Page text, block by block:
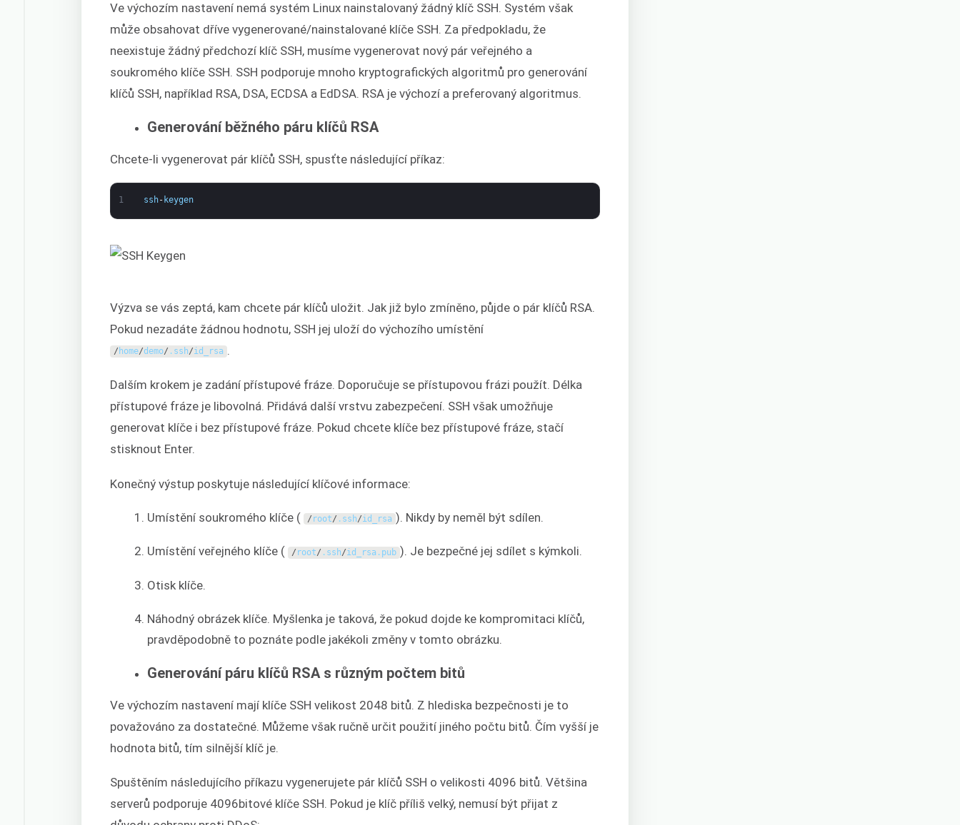
Ve výchozím nastavení nemá systém Linux nainstalovaný žádný klíč SSH. Systém však
může obsahovat dříve vygenerované/nainstalované klíče SSH. Za předpokladu, že
neexistuje žádný předchozí klíč SSH, musíme vygenerovat nový pár veřejného a
soukromého klíče SSH. SSH podporuje mnoho kryptografických algoritmů pro generování
klíčů SSH, například RSA, DSA, ECDSA a EdDSA. RSA je výchozí a preferovaný algoritmus.
Generování běžného páru klíčů RSA
Chcete-li vygenerovat pár klíčů SSH, spusťte následující příkaz:
1 ssh- keygen
Výzva se vás zeptá, kam chcete pár klíčů uložit. Jak již bylo zmíněno, půjde o pár klíčů RSA.
Pokud nezadáte žádnou hodnotu, SSH jej uloží do výchozího umístění
/home/demo/ . ssh/id_rsa .
Dalším krokem je zadání přístupové fráze. Doporučuje se přístupovou frázi použít. Délka
přístupové fráze je libovolná. Přidává další vrstvu zabezpečení. SSH však umožňuje
generovat klíče i bez přístupové fráze. Pokud chcete klíče bez přístupové fráze, stačí
stisknout Enter.
Konečný výstup poskytuje následující klíčové informace:
Umístění soukromého klíče ( / root/ . ssh/id_rsa ). Nikdy by neměl být sdílen.
Umístění veřejného klíče ( / root/ . ssh/id_rsa . pub ). Je bezpečné jej sdílet s kýmkoli.
Otisk klíče.
Náhodný obrázek klíče. Myšlenka je taková, že pokud dojde ke kompromitaci klíčů,
pravděpodobně to poznáte podle jakékoli změny v tomto obrázku.
Generování páru klíčů RSA s různým počtem bitů
Ve výchozím nastavení mají klíče SSH velikost 2048 bitů. Z hlediska bezpečnosti je to
považováno za dostatečné. Můžeme však ručně určit použití jiného počtu bitů. Čím vyšší je
hodnota bitů, tím silnější klíč je.
Spuštěním následujícího příkazu vygenerujete pár klíčů SSH o velikosti 4096 bitů. Většina
serverů podporuje 4096bitové klíče SSH. Pokud je klíč příliš velký, nemusí být přijat z